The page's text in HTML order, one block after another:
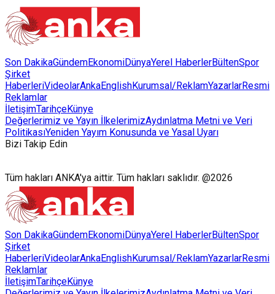
Son DakikaGündemEkonomiDünyaYerel HaberlerBültenSpor
Şirket
HaberleriVideolarAnkaEnglishKurumsal/ReklamYazarlarResmi
Reklamlar
İletişimTarihçeKünye
Değerlerimiz ve Yayın İlkelerimizAydınlatma Metni ve Veri
PolitikasıYeniden Yayım Konusunda ve Yasal Uyarı
Bizi Takip Edin
Tüm hakları ANKA'ya aittir. Tüm hakları saklıdır. @2026
Son DakikaGündemEkonomiDünyaYerel HaberlerBültenSpor
Şirket
HaberleriVideolarAnkaEnglishKurumsal/ReklamYazarlarResmi
Reklamlar
İletişimTarihçeKünye